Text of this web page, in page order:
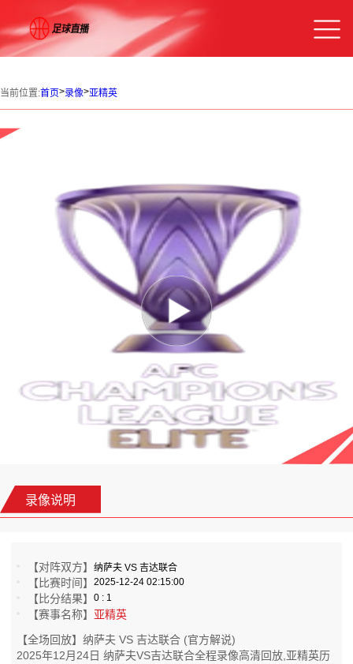
当前位置:首页>录像>亚精英
录像说明
【对阵双方】纳萨夫 VS 吉达联合
【比赛时间】2025-12-24 02:15:00
【比分结果】0 : 1
【赛事名称】 亚精英
【全场回放】纳萨夫 VS 吉达联合 (官方解说)
2025年12月24日 纳萨夫VS吉达联合全程录像高清回放,亚精英历